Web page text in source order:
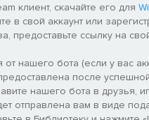
клиент, скачайте его для
в свой аккаунт или
предоставьте ссылку на
нашего бота (если у вас
после
нашего бота в друзья,
отправлена вам в виде